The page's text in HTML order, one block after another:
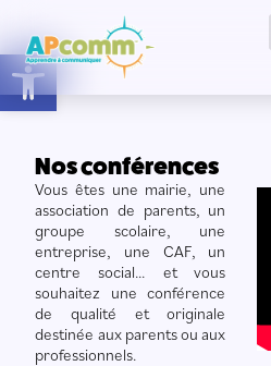
Ouvrir la barre d’outils
Nos conférences
Vous êtes une mairie, une
association de parents, un
groupe scolaire, une
entreprise, une CAF, un
centre social… et vous
souhaitez une conférence
de qualité et originale
destinée aux parents ou aux
professionnels.